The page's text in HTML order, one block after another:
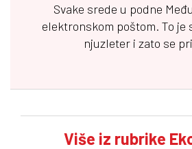
Svake srede u podne
elektronskom poštom. To je
njuzleter i zato se
Više iz rubrike